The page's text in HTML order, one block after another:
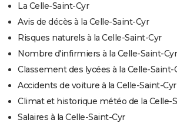
La Celle-Saint-Cyr
Avis de décès à la Celle-Saint-Cyr
Risques naturels à la Celle-Saint-Cyr
Nombre d'infirmiers à la Celle-Saint-Cyr
Classement des lycées à la Celle-Saint-
Accidents de voiture à la Celle-Saint-Cyr
Climat et historique météo de la Celle-
Salaires à la Celle-Saint-Cyr